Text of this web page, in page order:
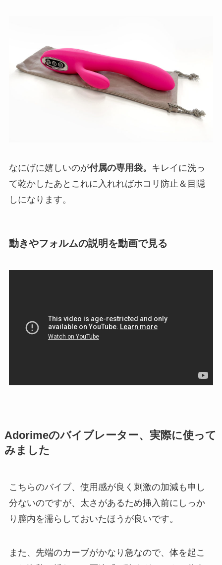
なにげに嬉しいのが付属の専用袋。 キレイに洗っ
て乾かしたあとこれに入れればホコリ防止＆目隠
しになります。
動きやフォルムの説明を動画で見る
Adorimeのバイブレーター、実際に使って
みました
こちらのバイブ、使用感が良く刺激の加減も申し
分ないのですが、太さがあるため挿入前にしっか
り膣内を濡らしておいたほうが良いです。
また、先端のカーブがかなり急なので、体を起こ